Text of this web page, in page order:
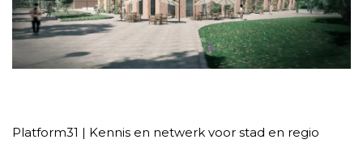
Platform31 | Kennis en netwerk voor stad en regio